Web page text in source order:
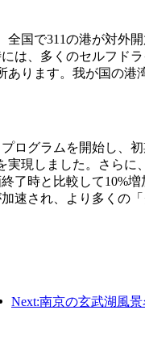
国で311の港が対外
は、多くのセルフド
あります。我が国の港
ログラムを開始し、
現しました。さらに
了時と比較して10%
速され、より多くの「